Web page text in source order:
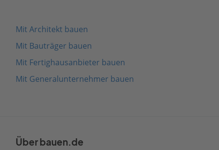
Mit Architekt bauen
Mit Bauträger bauen
Mit Fertighausanbieter bauen
Mit Generalunternehmer bauen
Über bauen.de